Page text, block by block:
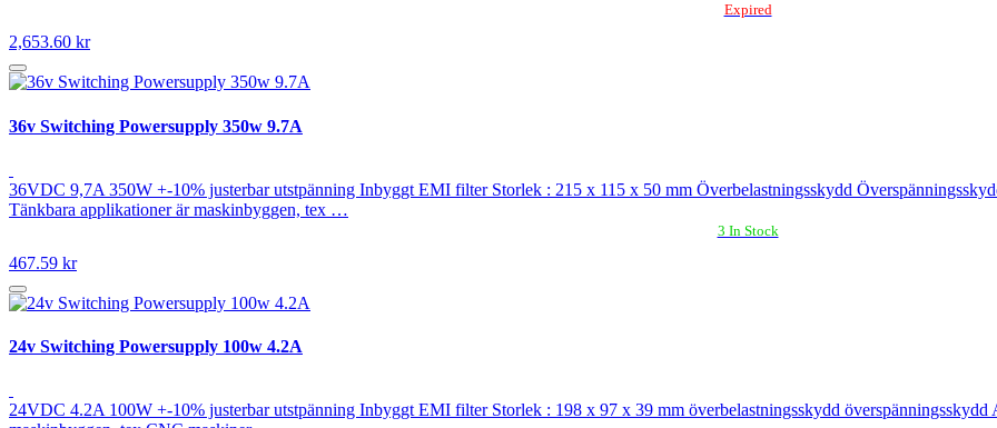
Expired
2,653.60 kr
36v Switching Powersupply 350w 9.7A
36VDC 9,7A 350W +-10% justerbar utstpänning Inbyggt EMI filter Storlek : 215 x 115 x 50 mm Överbelastningsskydd
Tänkbara applikationer är maskinbyggen, tex …
3 In Stock
467.59 kr
24v Switching Powersupply 100w 4.2A
24VDC 4.2A 100W +-10% justerbar utstpänning Inbyggt EMI filter Storlek : 198 x 97 x 39 mm överbelastningsskydd